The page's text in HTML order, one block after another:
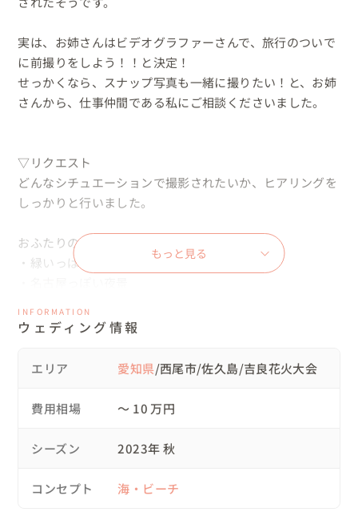
実は、お姉さんはビデオグラファーさんで、旅行のついで
に前撮りをしよう！！と決定！
せっかくなら、スナップ写真も一緒に撮りたい！と、お姉
さんから、仕事仲間である私にご相談くださいました。
▽リクエスト
どんなシチュエーションで撮影されたいか、ヒアリングを
しっかりと行いました。
おふたりのご希望
・緑いっぱいの公園や海、夕日
このリクエストを受け、
②佐久島で海と山、名古屋で夜景
上記２パターンを提案しました。
ばれました！
きました。
もっと見る
INFORMATION
ウェディング情報
エリア 愛知県/西尾市/佐久島/吉良花火大会
費用相場 〜 10 万円
シーズン 2023年 秋
コンセプト 海・ビーチ